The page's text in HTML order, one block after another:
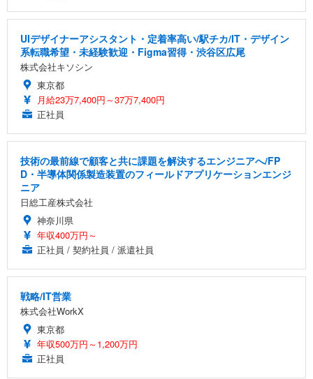
UIデザイナーアシスタント・定着率高い/駅チカ/IT・デザイン
系転職希望・未経験歓迎・Figma習得・渋谷区広尾
株式会社キソシン
東京都
月給23万7,400円～37万7,400円
正社員
技術の最前線で顧客と共に課題を解決するエンジニアへ/FP
D・半導体関係製造装置のフィールドアプリケーションエンジ
ニア
日総工産株式会社
神奈川県
年収400万円～
正社員 / 契約社員 / 派遣社員
戦略/IT営業
株式会社WorkX
東京都
年収500万円～1,200万円
正社員